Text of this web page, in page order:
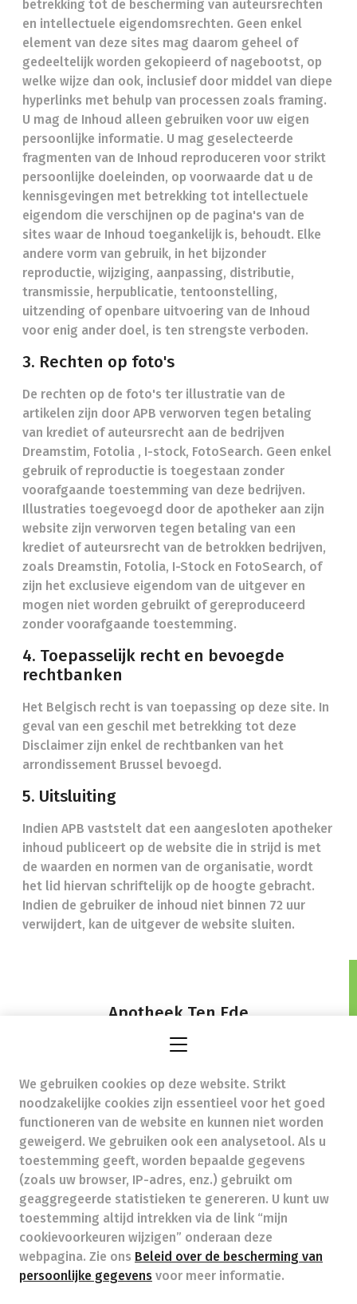
betrekking tot de bescherming van auteursrechten
en intellectuele eigendomsrechten. Geen enkel
element van deze sites mag daarom geheel of
gedeeltelijk worden gekopieerd of nagebootst, op
welke wijze dan ook, inclusief door middel van diepe
hyperlinks met behulp van processen zoals framing.
U mag de Inhoud alleen gebruiken voor uw eigen
persoonlijke informatie. U mag geselecteerde
fragmenten van de Inhoud reproduceren voor strikt
persoonlijke doeleinden, op voorwaarde dat u de
kennisgevingen met betrekking tot intellectuele
eigendom die verschijnen op de pagina's van de
sites waar de Inhoud toegankelijk is, behoudt. Elke
andere vorm van gebruik, in het bijzonder
reproductie, wijziging, aanpassing, distributie,
transmissie, herpublicatie, tentoonstelling,
uitzending of openbare uitvoering van de Inhoud
voor enig ander doel, is ten strengste verboden.
3. Rechten op foto's
De rechten op de foto's ter illustratie van de
artikelen zijn door APB verworven tegen betaling
van krediet of auteursrecht aan de bedrijven
Dreamstim, Fotolia , I-stock, FotoSearch. Geen enkel
gebruik of reproductie is toegestaan zonder
voorafgaande toestemming van deze bedrijven.
Illustraties toegevoegd door de apotheker aan zijn
website zijn verworven tegen betaling van een
krediet of auteursrecht van de betrokken bedrijven,
zoals Dreamstin, Fotolia, I-Stock en FotoSearch, of
zijn het exclusieve eigendom van de uitgever en
mogen niet worden gebruikt of gereproduceerd
zonder voorafgaande toestemming.
4. Toepasselijk recht en bevoegde
rechtbanken
Het Belgisch recht is van toepassing op deze site. In
geval van een geschil met betrekking tot deze
Disclaimer zijn enkel de rechtbanken van het
arrondissement Brussel bevoegd.
5. Uitsluiting
Indien APB vaststelt dat een aangesloten apotheker
inhoud publiceert op de website die in strijd is met
de waarden en normen van de organisatie, wordt
het lid hiervan schriftelijk op de hoogte gebracht.
Indien de gebruiker de inhoud niet binnen 72 uur
verwijdert, kan de uitgever de website sluiten.
Apotheek Ten Ede
,
annesophie@apotheektenede.be -
Ondernemingsnummer (BTW nr.) (BE)0783635977
Beroepstitel: Apotheker werkzaam in België
Beroepsvereniging: Algemene Pharmaceutische
Bond autorisatienummer FAGG 422511
Valt onder toezicht van de Orde der Apothekers,
02/537.42.67, Henri Jasparlaan 94 1060 Brussel
Deontologie:
Code van de farmaceutische plichtenleer
Tarieven terugbetaalde zorg
We gebruiken cookies op deze website. Strikt
noodzakelijke cookies zijn essentieel voor het goed
functioneren van de website en kunnen niet worden
geweigerd. We gebruiken ook een analysetool. Als u
toestemming geeft, worden bepaalde gegevens
(zoals uw browser, IP-adres, enz.) gebruikt om
geaggregeerde statistieken te genereren. U kunt uw
toestemming altijd intrekken via de link “mijn
cookievoorkeuren wijzigen” onderaan deze
webpagina. Zie ons Beleid over de bescherming van
persoonlijke gegevens voor meer informatie.